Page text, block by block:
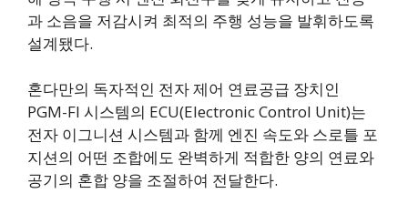
과 소음을 저감시켜 최적의 주행 성능을 발휘하도록
설계됐다.
혼다만의 독자적인 전자 제어 연료공급 장치인
PGM-FI 시스템의 ECU(Electronic Control Unit)는
전자 이그니션 시스템과 함께 엔진 속도와 스로틀 포
지션의 어떤 조합에도 완벽하게 적합한 양의 연료와
공기의 혼합 양을 조절하여 전달한다.